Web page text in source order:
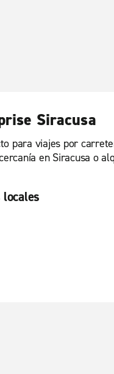
Siracusa
para viajes por
en Siracusa o
locales